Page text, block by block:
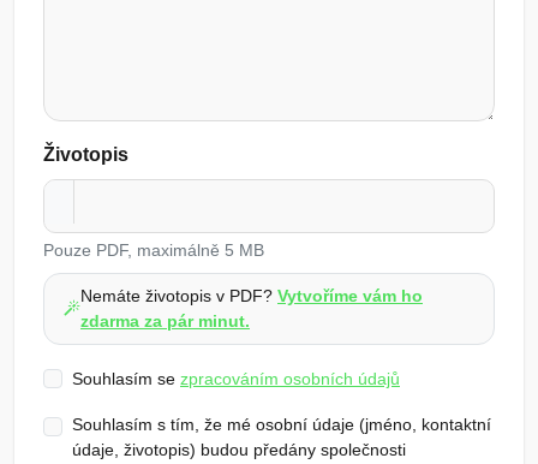
Životopis
Pouze PDF, maximálně 5 MB
Nemáte životopis v PDF? Vytvoříme vám ho
zdarma za pár minut.
Souhlasím se zpracováním osobních údajů
Souhlasím s tím, že mé osobní údaje (jméno, kontaktní
údaje, životopis) budou předány společnosti